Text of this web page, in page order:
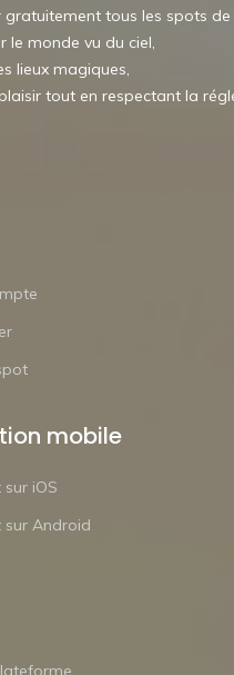
gratuitement tous les spots de
le monde vu du ciel,
lieux magiques,
tout en respectant la
mobile
iOS
sur Android